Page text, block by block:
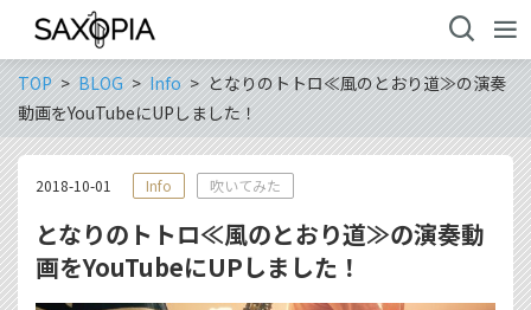
TOP BLOG Info
となりのトトロ≪風のとおり道≫の演奏
動画をYouTubeにUPしました！
2018-10-01 Info 吹いてみた
となりのトトロ≪風のとおり道≫の演奏動
画をYouTubeにUPしました！